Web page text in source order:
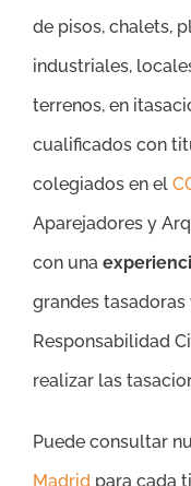
de pisos, chalets,
industriales,
terrenos, en
cualificados con
colegiados en el
Aparejadores y
con una
grandes
Responsabilidad
realizar las
Puede consultar
Madrid para cada